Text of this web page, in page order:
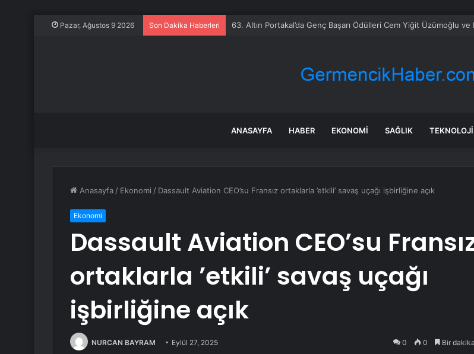
Pazar, Ağustos 9 2026 Son Dakika Haberleri 63. Altın Portakal’da Genç Başarı Ödülleri Cem Yiğit Üzümoğlu ve
ANASAYFA HABER EKONOMI SAĞLIK TEKNOLOJI
Anasayfa / Ekonomi / Dassault Aviation CEO’su Fransız ortaklarla ’etkili’ savaş uçağı işbirliğine açık
Ekonomi
Dassault Aviation CEO’su
ortaklarla ’etkili’ savaş uçağı
işbirliğine açık
NURCAN BAYRAM Eylül 27, 2025 0 0 Bir